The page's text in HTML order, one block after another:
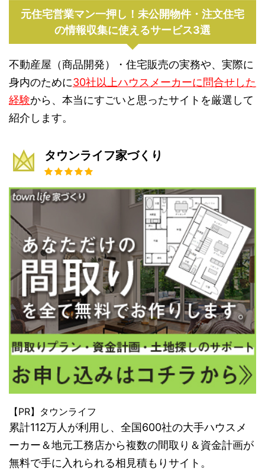
元住宅営業マン一押し！未公開物件・注文住宅
の情報収集に使えるサービス3選
不動産屋（商品開発）・住宅販売の実務や、実際に
身内のために30社以上ハウスメーカーに問合せした
経験から、本当にすごいと思ったサイトを厳選して
紹介します。
タウンライフ家づくり
【PR】タウンライフ
累計112万人が利用し、全国600社の大手ハウスメ
ーカー＆地元工務店から複数の間取り＆資金計画が
無料で手に入れられる相見積もりサイト。